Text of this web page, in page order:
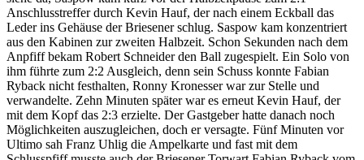
Anschlusstreffer durch Kevin Hauf, der nach einem Eckball das
Leder ins Gehäuse der Briesener schlug. Saspow kam konzentriert
aus den Kabinen zur zweiten Halbzeit. Schon Sekunden nach dem
Anpfiff bekam Robert Schneider den Ball zugespielt. Ein Solo von
ihm führte zum 2:2 Ausgleich, denn sein Schuss konnte Fabian
Ryback nicht festhalten, Ronny Kronesser war zur Stelle und
verwandelte. Zehn Minuten später war es erneut Kevin Hauf, der
mit dem Kopf das 2:3 erzielte. Der Gastgeber hatte danach noch
Möglichkeiten auszugleichen, doch er versagte. Fünf Minuten vor
Ultimo sah Franz Uhlig die Ampelkarte und fast mit dem